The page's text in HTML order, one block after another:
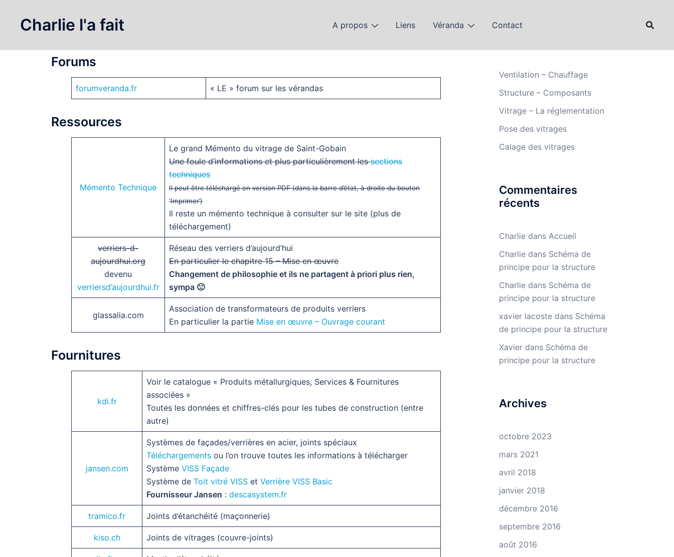
contenuCharlie l'a fait A propos Liens Véranda Contact
Liens – Fournisseurs
Forums
forumveranda.fr « LE » forum sur les vérandas
Ressources
Mémento Technique
Le grand Mémento du vitrage de Saint-Gobain
Une foule d’informations et plus particulièrement lessections
techniques
Il peut être téléchargé en version PDF (dans la barre d’état, à droite du bouton
‘Imprimer’)
Il reste un mémento technique à consulter sur le site (plus de
téléchargement)
verriers-d-
aujourdhui.org
devenu
verriersd’aujourdhui.fr
Réseau des verriers d’aujourd’hui
En particulier le chapitre 15 – Mise en œuvre
Changement de philosophie et ils ne partagent à priori plus rien,
sympa 🙁
glassalia.com
Association de transformateurs de produits verriers
En particulier la partie Mise en œuvre – Ouvrage courant
Fournitures
kdi.fr
Voir le catalogue « Produits métallurgiques, Services & Fournitures
associées »
Toutes les données et chiffres-clés pour les tubes de construction (entre
autre)
jansen.com
Systèmes de façades/verrières en acier, joints spéciaux
Téléchargements ou l’on trouve toutes les informations à télécharger
Système VISS Façade
Système de Toit vitré VISS et Verrière VISS Basic
Fournisseur Jansen : descasystem.fr
tramico.fr Joints d’étanchéité (maçonnerie)
kiso.ch Joints de vitrages (couvre-joints)
Ventilation – Chauffage
Structure – Composants
Vitrage – La réglementation
Pose des vitrages
Calage des vitrages
Commentaires
récents
Charliedans Accueil
Charliedans Schéma de
principe pour la structure
Charliedans Schéma de
principe pour la structure
xavier lacostedans Schéma
de principe pour la structure
Xavierdans Schéma de
principe pour la structure
Archives
octobre 2023
mars 2021
avril 2018
janvier 2018
décembre 2016
septembre 2016
août 2016